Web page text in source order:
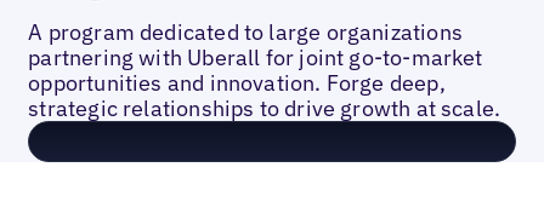
A program dedicated to large organizations
partnering with Uberall for joint go-to-market
opportunities and innovation. Forge deep,
strategic relationships to drive growth at scale.